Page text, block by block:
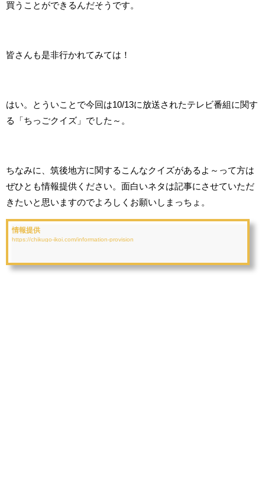
買うことができるんだそうです。
皆さんも是非行かれてみては！
はい。とういことで今回は10/13に放送されたテレビ番組に関す
る「ちっごクイズ」でした～。
ちなみに、筑後地方に関するこんなクイズがあるよ～って方は
ぜひとも情報提供ください。面白いネタは記事にさせていただ
きたいと思いますのでよろしくお願いしまっちょ。
情報提供
https://chikugo-ikoi.com/information-provision